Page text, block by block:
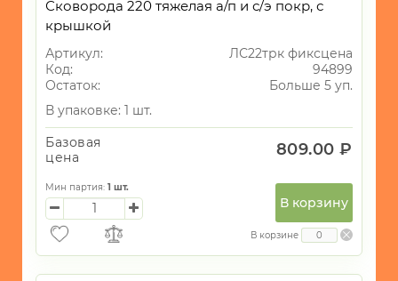
Сковорода 220 тяжелая а/п и с/э покр, с
крышкой
Артикул:
ЛС22трк фиксцена
Код:
94899
Остаток:
Больше 5 уп.
В упаковке: 1 шт.
Базовая
цена
809.00 ₽
Мин партия: 1 шт.
В корзину
В корзине